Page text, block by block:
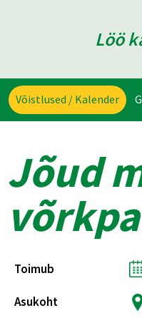
Löö
Võistlused / Kalender
Jõud
Toimub
Asukoht